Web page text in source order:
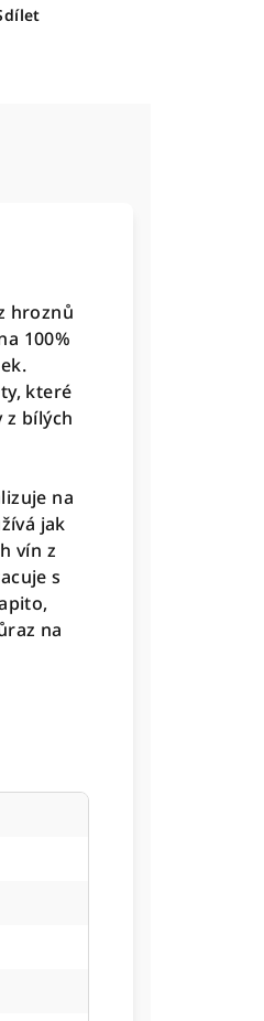
hroznů
100%
které
z bílých
na
jak
vín z
s
na